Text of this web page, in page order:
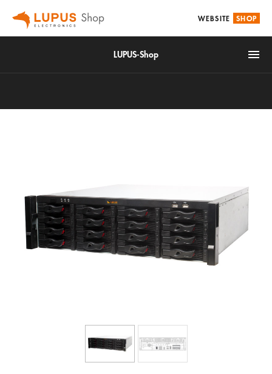
WEBSITE SHOP
LUPUS-Shop
Alarm & Smarthome
Accessories
Video surveillance